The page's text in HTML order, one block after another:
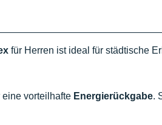
für Herren ist ideal für städtische
eine vorteilhafte Energierückgabe.